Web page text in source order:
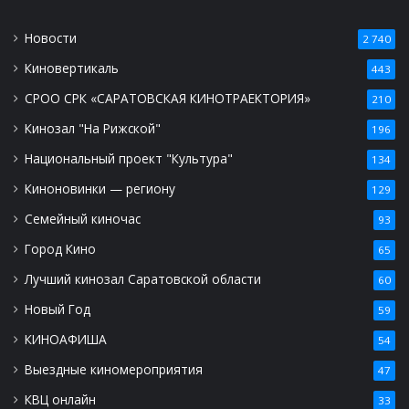
Новости 2 740
Киновертикаль 443
СРОО СРК «САРАТОВСКАЯ КИНОТРАЕКТОРИЯ» 210
Кинозал "На Рижской" 196
Национальный проект "Культура" 134
Киноновинки — региону 129
Семейный киночас 93
Город Кино 65
Лучший кинозал Саратовской области 60
Новый Год 59
КИНОАФИША 54
Выездные киномероприятия 47
КВЦ онлайн 33